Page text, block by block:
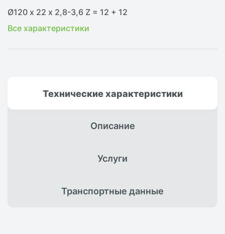
Ø120 х 22 х 2,8-3,6 Z = 12 + 12
Все характеристики
Техническиехарактеристики
Описание
Услуги
Транспортныеданные